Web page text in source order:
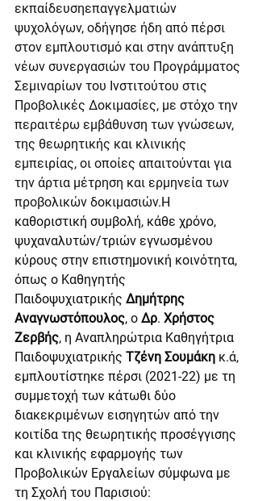
εκπαίδευσηεπαγγελματιών
ψυχολόγων, οδήγησε ήδη από πέρσι
στον εμπλουτισμό και στην ανάπτυξη
νέων συνεργασιών του Προγράμματος
Σεμιναρίων του Ινστιτούτου στις
Προβολικές Δοκιμασίες, με στόχο την
περαιτέρω εμβάθυνση των γνώσεων,
της θεωρητικής και κλινικής
εμπειρίας, οι οποίες απαιτούνται για
την άρτια μέτρηση και ερμηνεία των
προβολικών δοκιμασιών.Η
καθοριστική συμβολή, κάθε χρόνο,
ψυχαναλυτών/τριών εγνωσμένου
κύρους στην επιστημονική κοινότητα,
όπως ο Καθηγητής
Παιδοψυχιατρικής Δημήτρης
Αναγνωστόπουλος, ο Δρ. Χρήστος
Ζερβής, η Αναπληρώτρια Καθηγήτρια
Παιδοψυχιατρικής Τζένη Σουμάκη κ.ά,
εμπλουτίστηκε πέρσι (2021-22) με τη
συμμετοχή των κάτωθι δύο
διακεκριμένων εισηγητών από την
κοιτίδα της θεωρητικής προσέγγισης
και κλινικής εφαρμογής των
Προβολικών Εργαλείων σύμφωνα με
τη Σχολή του Παρισιού: